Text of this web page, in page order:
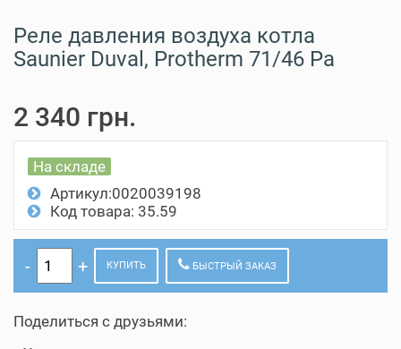
Реле давления воздуха котла
Saunier Duval, Protherm 71/46 Pa
2 340 грн.
На складе
Артикул:0020039198
Код товара: 35.59
КУПИТЬ БЫСТРЫЙ ЗАКАЗ
Поделиться с друзьями: